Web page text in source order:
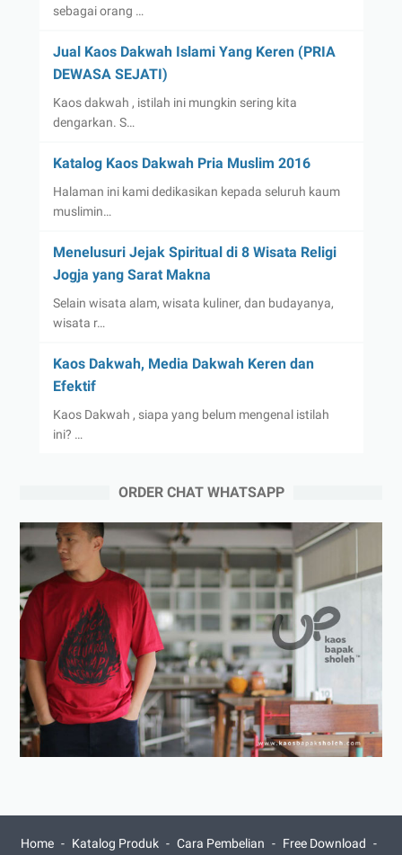
sebagai orang …
Jual Kaos Dakwah Islami Yang Keren (PRIA
DEWASA SEJATI)
Kaos dakwah , istilah ini mungkin sering kita
dengarkan. S…
Katalog Kaos Dakwah Pria Muslim 2016
Halaman ini kami dedikasikan kepada seluruh kaum
muslimin…
Menelusuri Jejak Spiritual di 8 Wisata Religi
Jogja yang Sarat Makna
Selain wisata alam, wisata kuliner, dan budayanya,
wisata r…
Kaos Dakwah, Media Dakwah Keren dan
Efektif
Kaos Dakwah , siapa yang belum mengenal istilah
ini? …
ORDER CHAT WHATSAPP
Home Katalog Produk Cara Pembelian Free Download